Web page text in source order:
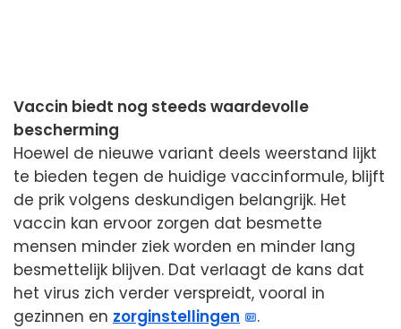
Vaccin biedt nog steeds waardevolle
bescherming
Hoewel de nieuwe variant deels weerstand lijkt
te bieden tegen de huidige vaccinformule, blijft
de prik volgens deskundigen belangrijk. Het
vaccin kan ervoor zorgen dat besmette
mensen minder ziek worden en minder lang
besmettelijk blijven. Dat verlaagt de kans dat
het virus zich verder verspreidt, vooral in
gezinnen en zorginstellingen .